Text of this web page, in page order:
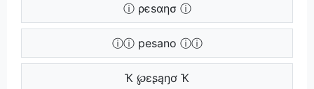
ⓘ ρєѕαησ ⓘ
ⓘⓘ pesano ⓘⓘ
Ҡ ℘ɛʂąŋơ Ҡ